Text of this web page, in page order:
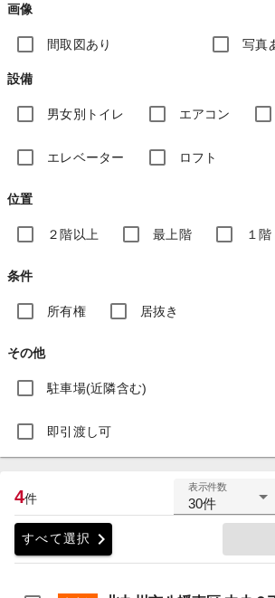
画像
間取図あり 写真
設備
男女別トイレ エアコン
エレベーター ロフト
位置
２階以上 最上階 １階
条件
所有権 居抜き
その他
駐車場(近隣含む)
即引渡し可
4件
表示件数
30件
すべて選択 chevron_right